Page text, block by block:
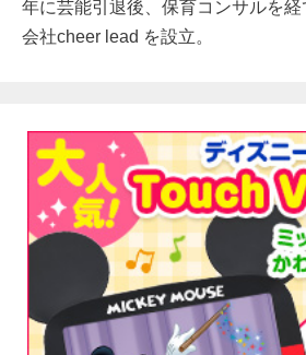
年に芸能引退後、保育コンサルを
会社cheer lead を設立。